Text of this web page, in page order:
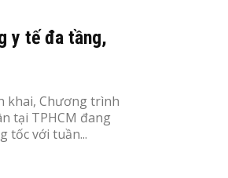
y tế đa tầng,
khai, Chương trình
tại TPHCM đang
tốc với tuần...